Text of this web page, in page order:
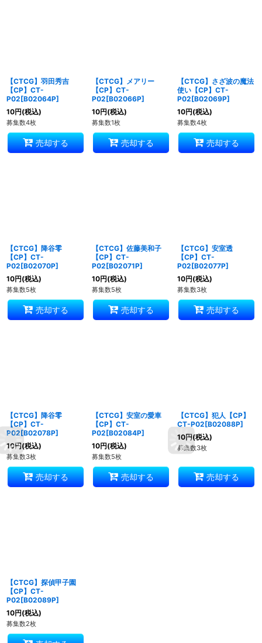
【CTCG】羽田秀吉
【CP】CT-
P02[B02064P]
10円(税込)
募集数4枚
売却する
【CTCG】メアリー
【CP】CT-
P02[B02066P]
10円(税込)
募集数1枚
売却する
【CTCG】さざ波の魔法
使い【CP】CT-
P02[B02069P]
10円(税込)
募集数4枚
売却する
【CTCG】降谷零
【CP】CT-
P02[B02070P]
10円(税込)
募集数5枚
売却する
【CTCG】佐藤美和子
【CP】CT-
P02[B02071P]
10円(税込)
募集数5枚
売却する
【CTCG】安室透
【CP】CT-
P02[B02077P]
10円(税込)
募集数3枚
売却する
【CTCG】降谷零
【CP】CT-
P02[B02078P]
10円(税込)
募集数3枚
売却する
【CTCG】安室の愛車
【CP】CT-
P02[B02084P]
10円(税込)
募集数5枚
売却する
【CTCG】犯人【CP】
CT-P02[B02088P]
10円(税込)
募集数3枚
売却する
【CTCG】探偵甲子園
【CP】CT-
P02[B02089P]
10円(税込)
募集数2枚